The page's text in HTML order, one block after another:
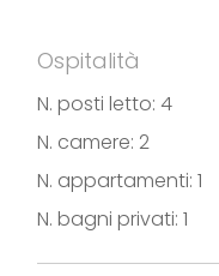
Ospitalità
N. posti letto: 4
N. camere: 2
N. appartamenti: 1
N. bagni privati: 1